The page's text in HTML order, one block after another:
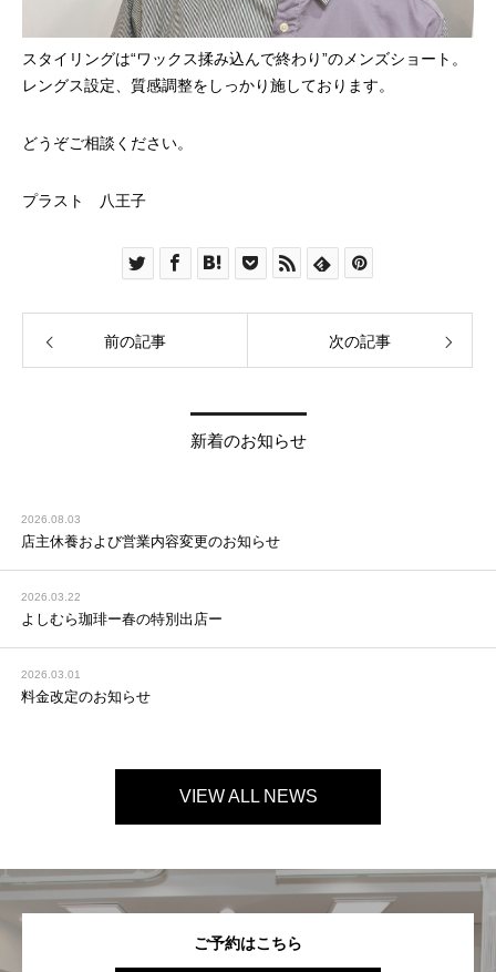
スタイリングは“ワックス揉み込んで終わり”のメンズショート。
レングス設定、質感調整をしっかり施しております。
どうぞご相談ください。
プラスト 八王子
前の記事 次の記事
新着のお知らせ
2026.08.03
店主休養および営業内容変更のお知らせ
2026.03.22
よしむら珈琲ー春の特別出店ー
2026.03.01
料金改定のお知らせ
VIEW ALL NEWS
ご予約はこちら